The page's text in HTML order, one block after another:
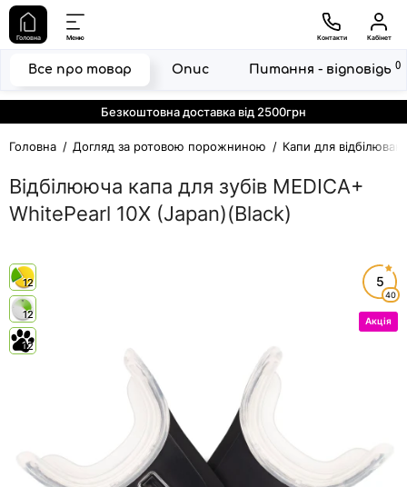
Безкоштовна доставка від 2500грн
Головна Меню Контакти Кабінет
Головна Догляд за ротовою порожниною Капи для
Відбілююча капа для зубів MEDICA+
WhitePearl 10X (Japan)(Black)
Все про товар Опис Питання - відповідь 0
12
12
12
5
40
Акція